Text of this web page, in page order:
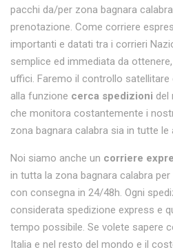
pacchi da/per zona bagnara
prenotazione. Come corriere
importanti e datati tra i corrieri
semplice ed immediata da
uffici. Faremo il controllo satellitare
alla funzione cerca spedizioni del
che monitora costantemente i
zona bagnara calabra sia in tutte le
Noi siamo anche un corriere
in tutta la zona bagnara calabra
con consegna in 24/48h. Ogni
considerata spedizione express e
tempo possibile. Se volete sapere
Italia e nel resto del mondo e il